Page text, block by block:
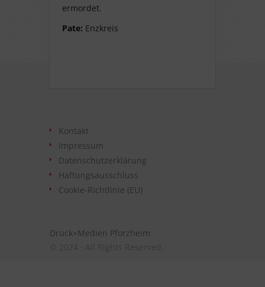
ermordet.
Pate: Enzkreis
Kontakt
Impressum
Datenschutzerklärung
Haftungsausschluss
Cookie-Richtlinie (EU)
Druck+Medien Pforzheim
© 2024 · All Rights Reserved.